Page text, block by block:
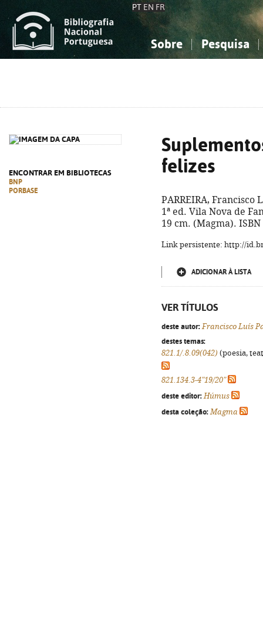
PT EN FR
Sobre Pesquisa
ENCONTRAR EM BIBLIOTECAS
BNP
PORBASE
felizes
PARREIRA, Francisco
1ª ed. Vila Nova de
19 cm. (Magma). ISBN
Link persistente: http://
ADICIONAR À LISTA
VER TÍTULOS
deste autor: Francisco Luís
destes temas:
821.1/.8.09(042) (poesia,
821.134.3-4"19/20"
deste editor: Húmus
desta coleção: Magma